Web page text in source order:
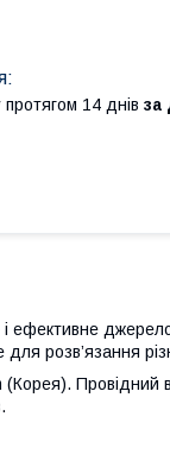
14 днів за
ефективне
для розв’язання
Провідний